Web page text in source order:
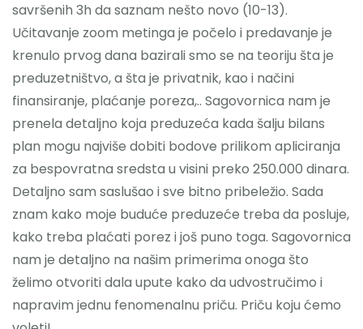
savršenih 3h da saznam nešto novo (10-13).
Učitavanje zoom metinga je počelo i predavanje je
krenulo prvog dana bazirali smo se na teoriju šta je
preduzetništvo, a šta je privatnik, kao i načini
finansiranje, plaćanje poreza,.. Sagovornica nam je
prenela detaljno koja preduzeća kada šalju bilans
plan mogu najviše dobiti bodove prilikom apliciranja
za bespovratna sredsta u visini preko 250.000 dinara.
Detaljno sam saslušao i sve bitno pribeležio. Sada
znam kako moje buduće preduzeće treba da posluje,
kako treba plaćati porez i još puno toga. Sagovornica
nam je detaljno na našim primerima onoga što
želimo otvoriti dala upute kako da udvostručimo i
napravim jednu fenomenalnu priču. Priču koju ćemo